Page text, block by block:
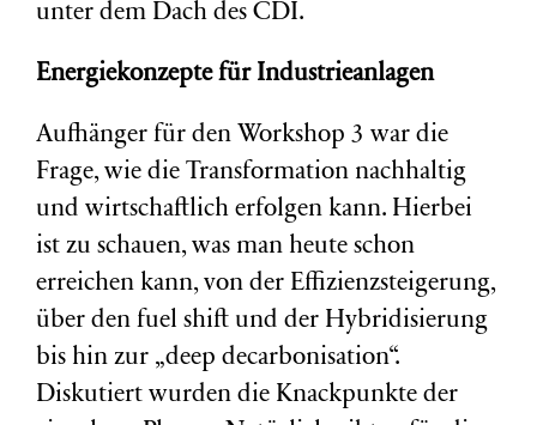
unter dem Dach des CDI.
Energiekonzepte für Industrieanlagen
Aufhänger für den Workshop 3 war die
Frage, wie die Transformation nachhaltig
und wirtschaftlich erfolgen kann. Hierbei
ist zu schauen, was man heute schon
erreichen kann, von der Effizienzsteigerung,
über den fuel shift und der Hybridisierung
bis hin zur „deep decarbonisation“.
Diskutiert wurden die Knackpunkte der